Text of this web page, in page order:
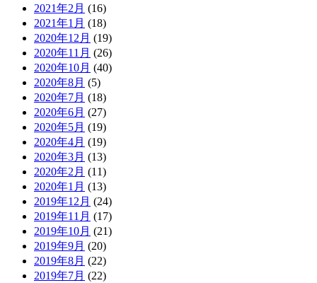
2021年2月 (16)
2021年1月 (18)
2020年12月 (19)
2020年11月 (26)
2020年10月 (40)
2020年8月 (5)
2020年7月 (18)
2020年6月 (27)
2020年5月 (19)
2020年4月 (19)
2020年3月 (13)
2020年2月 (11)
2020年1月 (13)
2019年12月 (24)
2019年11月 (17)
2019年10月 (21)
2019年9月 (20)
2019年8月 (22)
2019年7月 (22)